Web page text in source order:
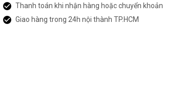
Thanh toán khi nhận hàng hoặc chuyển khoản
Giao hàng trong 24h nội thành TP.HCM